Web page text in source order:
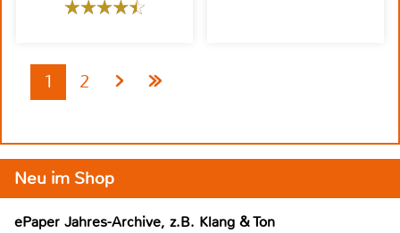
1 2
Neu im Shop
ePaper Jahres-Archive, z.B. Klang & Ton